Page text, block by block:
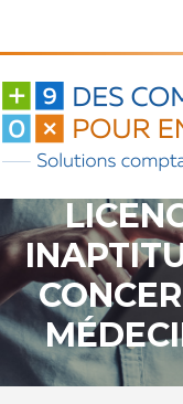
Aller
contenu